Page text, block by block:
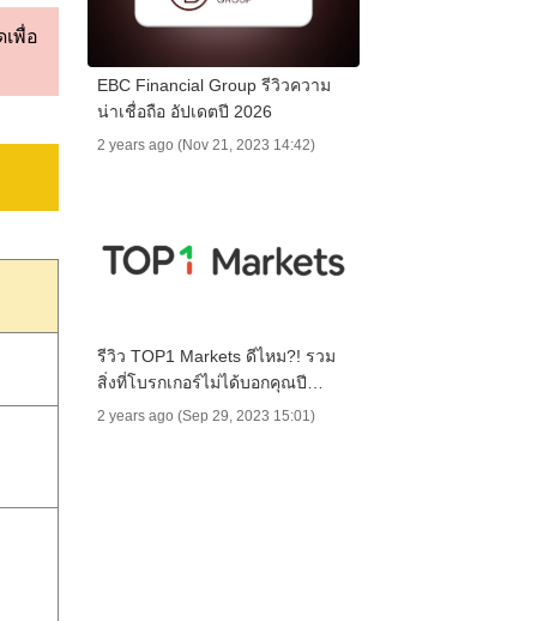
เพื่อ
EBC Financial Group รีวิวความ
น่าเชื่อถือ อัปเดตปี 2026
2 years ago (Nov 21, 2023 14:42)
รีวิว TOP1 Markets ดีไหม?! รวม
สิ่งที่โบรกเกอร์ไม่ได้บอกคุณปี
2025
2 years ago (Sep 29, 2023 15:01)